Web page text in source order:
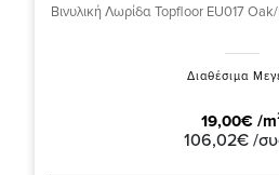
Βινυλική Λωρίδα Topfloor EU017
Διαθέσιμα
19,00€ /
106,02€ /